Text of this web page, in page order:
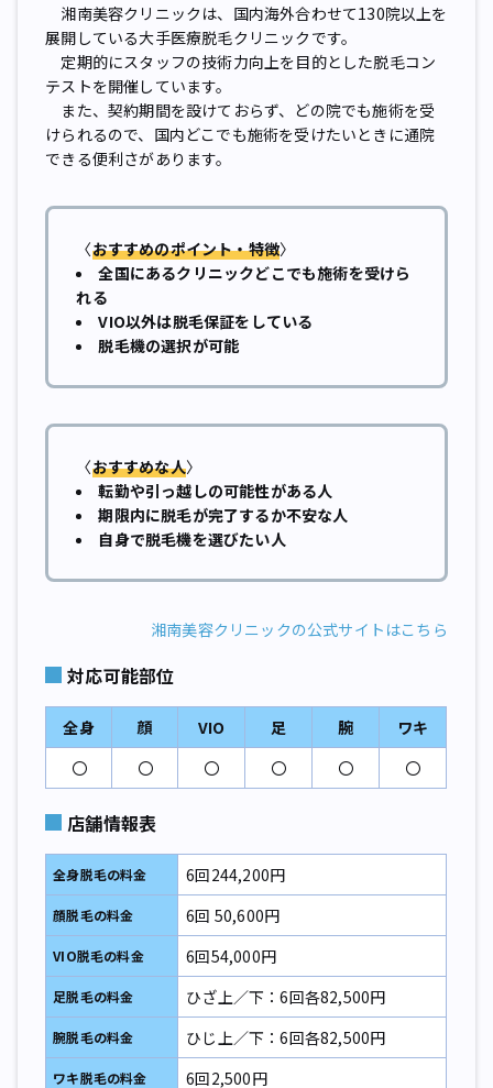
湘南美容クリニックは、国内海外合わせて130院以上を
展開している大手医療脱毛クリニックです。
定期的にスタッフの技術力向上を目的とした脱毛コン
テストを開催しています。
また、契約期間を設けておらず、どの院でも施術を受
けられるので、国内どこでも施術を受けたいときに通院
できる便利さがあります。
〈おすすめのポイント・特徴〉
全国にあるクリニックどこでも施術を受けら
れる
VIO以外は脱毛保証をしている
脱毛機の選択が可能
〈おすすめな人〉
転勤や引っ越しの可能性がある人
期限内に脱毛が完了するか不安な人
自身で脱毛機を選びたい人
湘南美容クリニックの公式サイトはこちら
対応可能部位
全身 顔 VIO 足 腕
ワキ
〇
〇 〇 〇 〇 〇
店舗情報表
全身脱毛の料金 6回244,200円
顔脱毛の料金 6回 50,600円
VIO脱毛の料金 6回54,000円
足脱毛の料金 ひざ上／下：6回各82,500円
腕脱毛の料金 ひじ上／下：6回各82,500円
ワキ脱毛の料金 6回2,500円